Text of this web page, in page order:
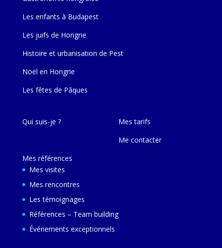
Les enfants à Budapest
Les juifs de Hongrie
Histoire et urbanisation de Pest
Noël en Hongrie
Les fêtes de Pâques
Qui suis-je ?
Mes références
Mes visites
Mes rencontres
Les témoignages
Références – Team building
Événements exceptionnels
Mes tarifs
Me contacter